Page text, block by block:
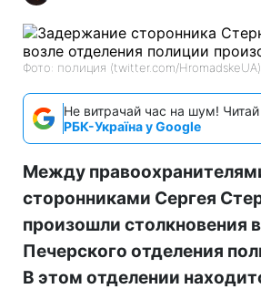
Фото: полиция (twitter.com/HromadskeUA)
Не витрачай час на шум! Читай
РБК-Україна у Google
Между
сторонниками Сергея
произошли столкновения
Печерского отделения
В этом отделении